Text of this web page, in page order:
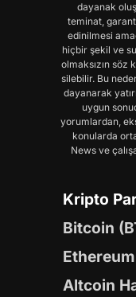
dayanak
teminat,
edinilmesi
hiçbir şekil ve
olmaksızın
silebilir. Bu
dayanarak
uygun
yorumlardan,
konularda
News ve
Kripto
Bitcoin
Altcoin